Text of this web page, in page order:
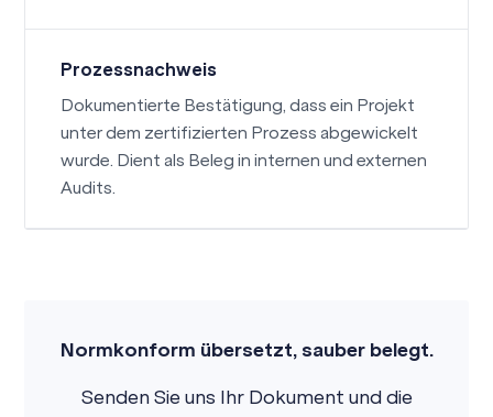
Prozessnachweis
Dokumentierte Bestätigung, dass ein Projekt
unter dem zertifizierten Prozess abgewickelt
wurde. Dient als Beleg in internen und externen
Audits.
Normkonform übersetzt, sauber belegt.
Senden Sie uns Ihr Dokument und die